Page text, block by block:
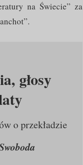
na Świecie” za
głosy
o przekładzie